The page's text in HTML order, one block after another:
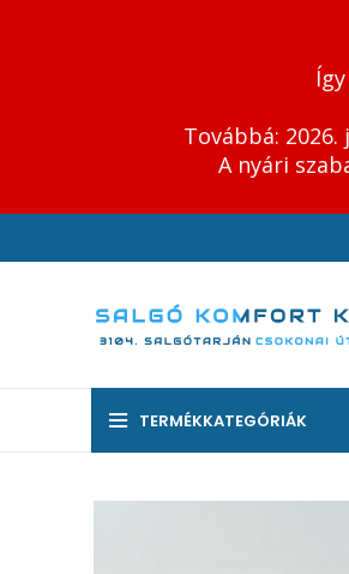
Továbbá:
A nyári
TERMÉKKATEGÓRIÁK